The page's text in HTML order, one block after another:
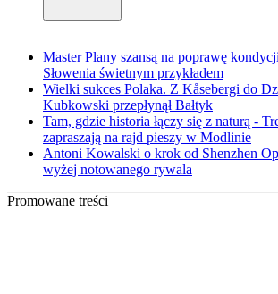
Master Plany szansą na poprawę
Słowenia świetnym przykładem
Wielki sukces Polaka. Z Kåsebergi do
Kubkowski przepłynął Bałtyk
Tam, gdzie historia łączy się z naturą -
zapraszają na rajd pieszy w Modlinie
Antoni Kowalski o krok od Shenzhen
wyżej notowanego rywala
Promowane treści